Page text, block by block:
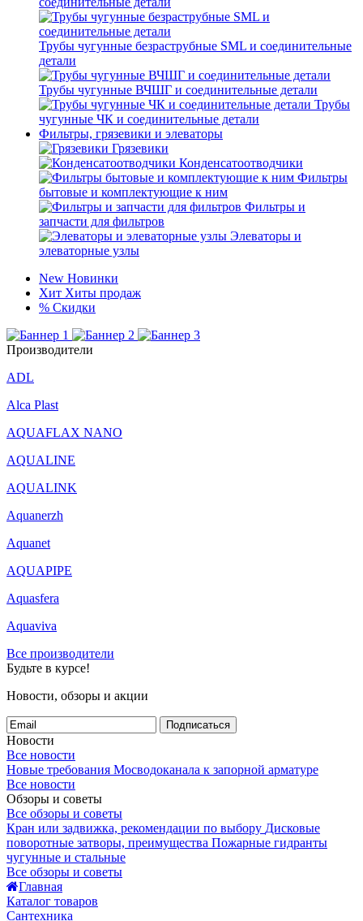
Трубы чугунные безраструбные SML и соединительные
детали
Трубы чугунные ВЧШГ и соединительные детали
Трубы
чугунные ЧК и соединительные детали
Фильтры, грязевики и элеваторы
Грязевики
Конденсатоотводчики
Фильтры
бытовые и комплектующие к ним
Фильтры и
запчасти для фильтров
Элеваторы и
элеваторные узлы
New Новинки
Хит Хиты продаж
% Скидки
Производители
ADL
Alca Plast
AQUAFLAX NANO
AQUALINE
AQUALINK
Aquanerzh
Aquanet
AQUAPIPE
Aquasfera
Aquaviva
Все производители
Будьте в курсе!
Новости, обзоры и акции
Подписаться
Новости
Все новости
Новые требования Мосводоканала к запорной арматуре
Все новости
Обзоры и советы
Все обзоры и советы
Кран или задвижка, рекомендации по выбору Дисковые
поворотные затворы, преимущества Пожарные гидранты
чугунные и стальные
Все обзоры и советы
Главная
Каталог товаров
Сантехника